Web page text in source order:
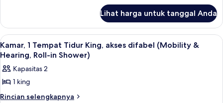
King,
akses
difabel,
bathtub
(Mobility
&
Hearing)
Kamar,
Tempat
Tidur
akses
difabel,
bathtub
(Mobility
Lihat harga untuk tanggal Anda
Lihat
semua
foto
untuk
Kamar,
1
Seprai antialergi, brankas, meja
6
Kamar, 1 Tempat Tidur King, akses difabel (Mobility &
Hearing, Roll-in Shower)
Kapasitas 2
1 king
Rincian selengkapnya
Rincian